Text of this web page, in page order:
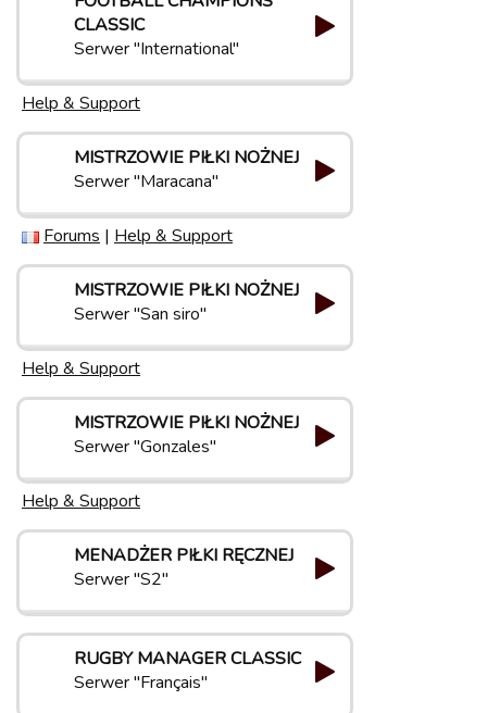
CLASSIC
Serwer "International"
Help & Support
MISTRZOWIE PIŁKI NOŻNEJ
Serwer "Maracana"
Forums | Help & Support
MISTRZOWIE PIŁKI NOŻNEJ
Serwer "San siro"
Help & Support
MISTRZOWIE PIŁKI NOŻNEJ
Serwer "Gonzales"
Help & Support
MENADŻER PIŁKI RĘCZNEJ
Serwer "S2"
RUGBY MANAGER CLASSIC
Serwer "Français"